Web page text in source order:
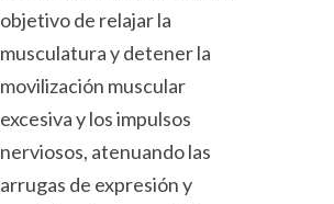
objetivo de relajar la
musculatura y detener la
movilización muscular
excesiva y los impulsos
nerviosos, atenuando las
arrugas de expresión y